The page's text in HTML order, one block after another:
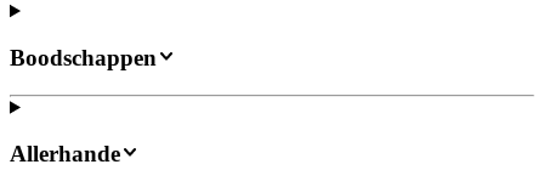
Boodschappen
Allerhande